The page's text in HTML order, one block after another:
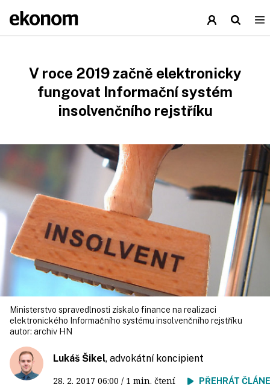
V roce 2019 začně elektronicky
fungovat Informační systém
insolvenčního rejstříku
Ministerstvo spravedlnosti získalo finance na realizaci
elektronického Informačního systému insolvenčního rejstříku
autor: archiv HN
Lukáš Šikel, advokátní koncipient
28. 2. 2017 06:00 / 1 min. čtení PŘEHRÁT